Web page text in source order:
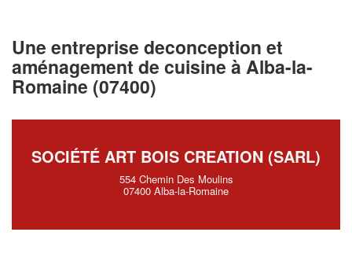
Une entreprise deconception et
aménagement de cuisine à Alba-la-
Romaine (07400)
SOCIÉTÉ ART BOIS CREATION (SARL)
554 Chemin Des Moulins
07400 Alba-la-Romaine